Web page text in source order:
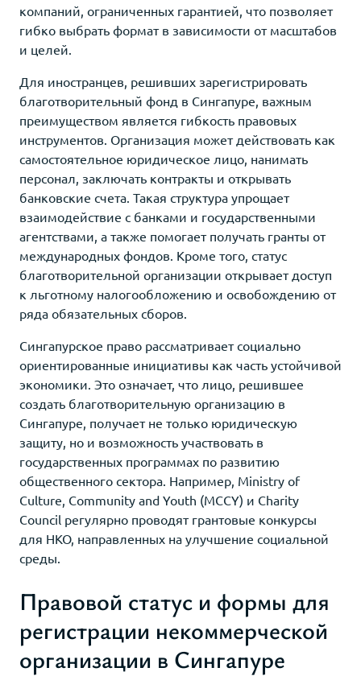
компаний, ограниченных гарантией, что позволяет
гибко выбрать формат в зависимости от масштабов
и целей.
Для иностранцев, решивших зарегистрировать
благотворительный фонд в Сингапуре, важным
преимуществом является гибкость правовых
инструментов. Организация может действовать как
самостоятельное юридическое лицо, нанимать
персонал, заключать контракты и открывать
банковские счета. Такая структура упрощает
взаимодействие с банками и государственными
агентствами, а также помогает получать гранты от
международных фондов. Кроме того, статус
благотворительной организации открывает доступ
к льготному налогообложению и освобождению от
ряда обязательных сборов.
Сингапурское право рассматривает социально
ориентированные инициативы как часть устойчивой
экономики. Это означает, что лицо, решившее
создать благотворительную организацию в
Сингапуре, получает не только юридическую
защиту, но и возможность участвовать в
государственных программах по развитию
общественного сектора. Например, Ministry of
Culture, Community and Youth (MCCY) и Charity
Council регулярно проводят грантовые конкурсы
для НКО, направленных на улучшение социальной
среды.
Правовой статус и формы для
регистрации некоммерческой
организации в Сингапуре